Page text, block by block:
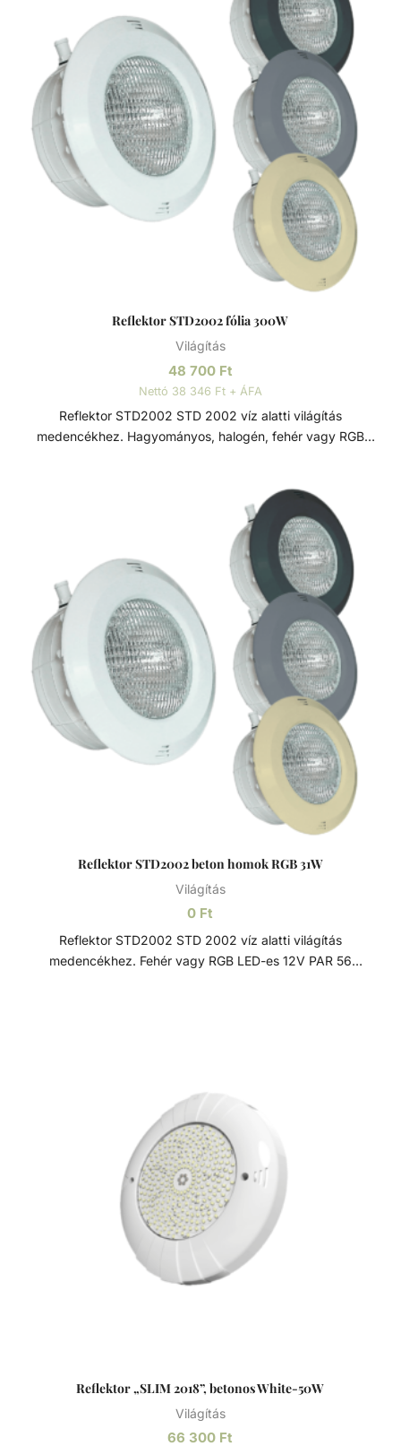
Reflektor STD2002 fólia 300W
Világítás
48 700 Ft
Nettó 38 346 Ft + ÁFA
Reflektor STD2002 STD 2002 víz alatti világítás
medencékhez. Hagyományos, halogén, fehér vagy RGB
van ellátva. Opcionálisan rozsdamentes acél előlappal.
Rozsdamentes acél A rozsdamentes acél (más néven inox
acél) egy magasabb krómtartalmú acélötvözet, mely
ellenállóbb a rozsdával, foltosodással szemben, de a
nevével ellentétben képes a rozsdásodásra, különösen
alacsony oxigéntartalmú, magas sótartalmú vagy nem
szellőző körülmények között. A króm-oxid passzív réteget
képez, ami megelőzi/lassítja a felület további
rozsdásodását, és megakadályozza annak az acél belső
rétegeibe történő haladását.
Reflektor STD2002 beton homok RGB 31W
Világítás
0 Ft
Reflektor STD2002 STD 2002 víz alatti világítás
medencékhez. Fehér vagy RGB LED-es 12V PAR 56
képes a rozsdásodásra, különösen alacsony
oxigéntartalmú, magas sótartalmú vagy nem szellőző
körülmények között. A króm-oxid passzív réteget képez,
ami megelőzi/lassítja a felület további rozsdásodását, és
megakadályozza annak az acél belső rétegeibe történő
haladását.
Reflektor „SLIM 2018”, betonos White-50W
Világítás
66 300 Ft